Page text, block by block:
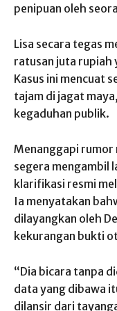
penipuan oleh
Lisa secara tegas
ratusan juta rupiah
Kasus ini mencuat
tajam di jagat
kegaduhan publik.
Menanggapi
segera mengambil
klarifikasi resmi
Ia menyatakan
dilayangkan oleh
kekurangan bukti
“Dia bicara tanpa
data yang dibawa
dilansir dari